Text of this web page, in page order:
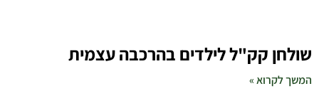
שולחן קק"ל לילדים בהרכבה עצמית
המשך לקרוא »